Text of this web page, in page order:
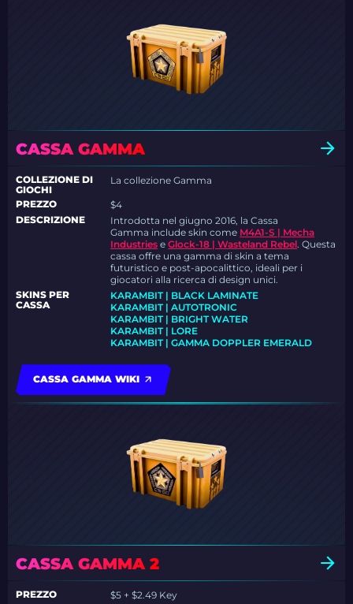
CASSA GAMMA
COLLEZIONE DI
GIOCHI
La collezione Gamma
PREZZO
$4
DESCRIZIONE
Introdotta nel giugno 2016, la Cassa
Gamma include skin come M4A1-S | Mecha
Industries eGlock-18 | Wasteland Rebel. Questa
cassa offre una gamma di skin a tema
futuristico e post-apocalittico, ideali per i
giocatori alla ricerca di design unici.
SKINS PER
CASSA
KARAMBIT | BLACK LAMINATE
KARAMBIT | AUTOTRONIC
KARAMBIT | BRIGHT WATER
KARAMBIT | LORE
KARAMBIT | GAMMA DOPPLER EMERALD
CASSA GAMMA WIKI
CASSA GAMMA 2
PREZZO $5 + $2.49 Key